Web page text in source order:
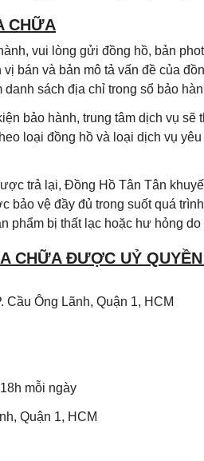
CHỮA
vui lòng gửi đồng hồ, bản
bán và bản mô tả vấn đề của
sách địa chỉ trong sổ bảo
bảo hành, trung tâm dịch vụ sẽ
loại đồng hồ và loại dịch vụ
trả lại, Đồng Hồ Tân Tân
bảo vệ đầy đủ trong suốt quá
phẩm bị thất lạc hoặc hư hỏng do
CHỮA ĐƯỢC UỶ
Ông Lãnh, Quận 1, HCM
mỗi ngày
Quận 1, HCM